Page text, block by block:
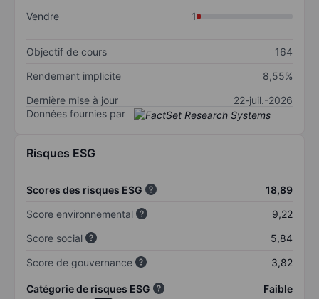
Vendre
1
Objectif de cours
164
Rendement implicite
8,55%
Dernière mise à jour
22-juil.-2026
Données fournies par
Risques ESG
Scores des risques ESG
18,89
Score environnemental
9,22
Score social
5,84
Score de gouvernance
3,82
Catégorie de risques ESG Faible